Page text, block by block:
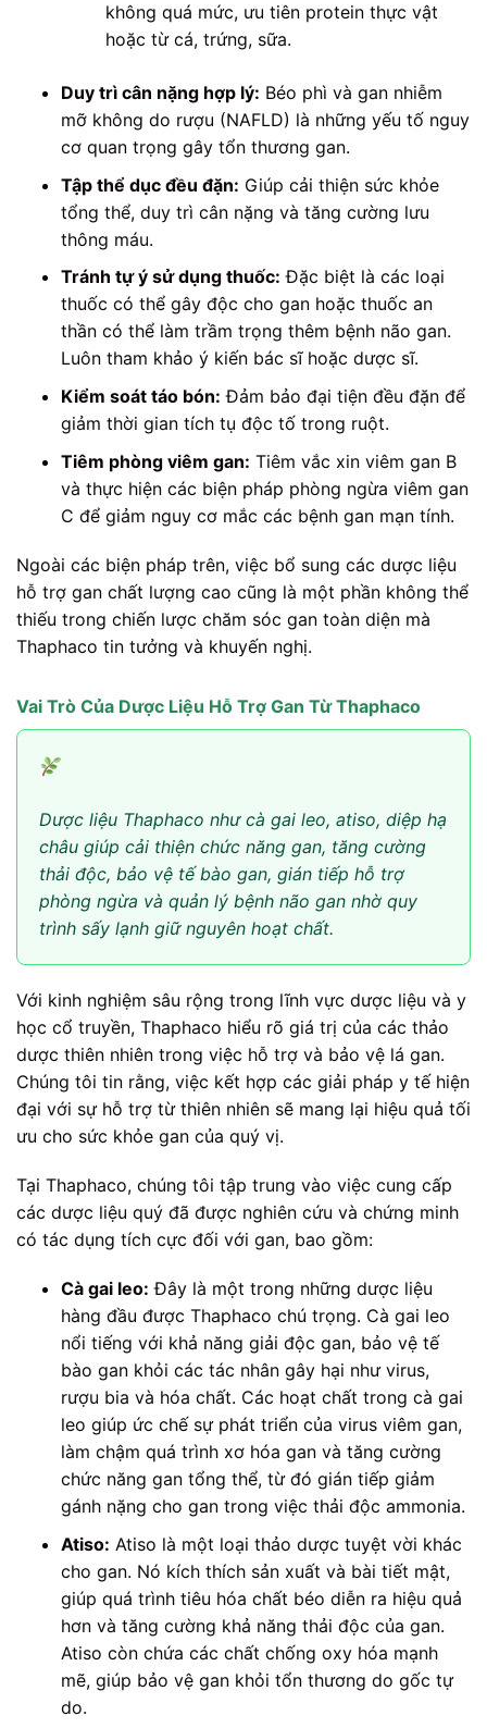
không quá mức, ưu tiên protein thực vật
hoặc từ cá, trứng, sữa.
Duy trì cân nặng hợp lý: Béo phì và gan nhiễm
mỡ không do rượu (NAFLD) là những yếu tố nguy
cơ quan trọng gây tổn thương gan.
Tập thể dục đều đặn: Giúp cải thiện sức khỏe
tổng thể, duy trì cân nặng và tăng cường lưu
thông máu.
Tránh tự ý sử dụng thuốc: Đặc biệt là các loại
thuốc có thể gây độc cho gan hoặc thuốc an
thần có thể làm trầm trọng thêm bệnh não gan.
Luôn tham khảo ý kiến bác sĩ hoặc dược sĩ.
Kiểm soát táo bón: Đảm bảo đại tiện đều đặn để
giảm thời gian tích tụ độc tố trong ruột.
Tiêm phòng viêm gan: Tiêm vắc xin viêm gan B
và thực hiện các biện pháp phòng ngừa viêm gan
C để giảm nguy cơ mắc các bệnh gan mạn tính.
Ngoài các biện pháp trên, việc bổ sung các dược liệu
hỗ trợ gan chất lượng cao cũng là một phần không thể
thiếu trong chiến lược chăm sóc gan toàn diện mà
Thaphaco tin tưởng và khuyến nghị.
Vai Trò Của Dược Liệu Hỗ Trợ Gan Từ Thaphaco
Dược liệu Thaphaco như cà gai leo, atiso, diệp hạ
châu giúp cải thiện chức năng gan, tăng cường
thải độc, bảo vệ tế bào gan, gián tiếp hỗ trợ
phòng ngừa và quản lý bệnh não gan nhờ quy
trình sấy lạnh giữ nguyên hoạt chất.
Với kinh nghiệm sâu rộng trong lĩnh vực dược liệu và y
học cổ truyền, Thaphaco hiểu rõ giá trị của các thảo
dược thiên nhiên trong việc hỗ trợ và bảo vệ lá gan.
Chúng tôi tin rằng, việc kết hợp các giải pháp y tế hiện
đại với sự hỗ trợ từ thiên nhiên sẽ mang lại hiệu quả tối
ưu cho sức khỏe gan của quý vị.
Tại Thaphaco, chúng tôi tập trung vào việc cung cấp
các dược liệu quý đã được nghiên cứu và chứng minh
có tác dụng tích cực đối với gan, bao gồm:
Cà gai leo: Đây là một trong những dược liệu
hàng đầu được Thaphaco chú trọng. Cà gai leo
nổi tiếng với khả năng giải độc gan, bảo vệ tế
bào gan khỏi các tác nhân gây hại như virus,
rượu bia và hóa chất. Các hoạt chất trong cà gai
leo giúp ức chế sự phát triển của virus viêm gan,
làm chậm quá trình xơ hóa gan và tăng cường
chức năng gan tổng thể, từ đó gián tiếp giảm
gánh nặng cho gan trong việc thải độc ammonia.
Atiso: Atiso là một loại thảo dược tuyệt vời khác
cho gan. Nó kích thích sản xuất và bài tiết mật,
giúp quá trình tiêu hóa chất béo diễn ra hiệu quả
hơn và tăng cường khả năng thải độc của gan.
Atiso còn chứa các chất chống oxy hóa mạnh
mẽ, giúp bảo vệ gan khỏi tổn thương do gốc tự
do.